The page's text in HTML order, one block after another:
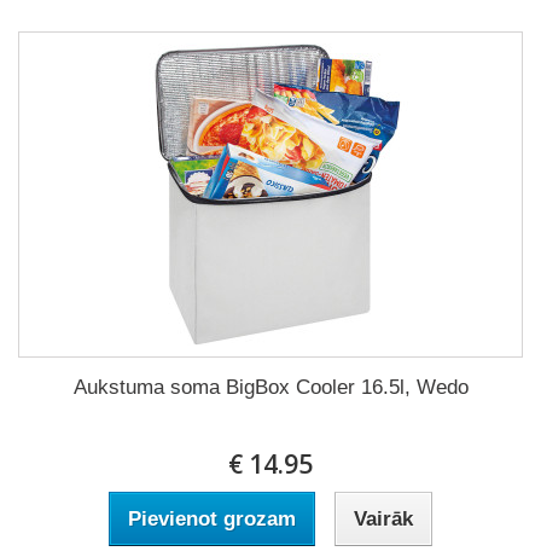
Aukstuma soma BigBox Cooler 16.5l, Wedo
€ 14.95
Pievienot grozam Vairāk